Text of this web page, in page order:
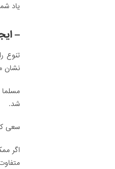
یاد
–
تنوع
نشان
شد.
سعی
اگر